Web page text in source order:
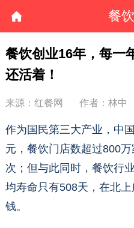
餐
餐饮创业16年，每一
还活着！
来源：红餐网 作者：林中
作为国民第三大产业，中
元，餐饮门店数超过800
次；但与此同时，餐饮行
均寿命只有508天，在北
钱。